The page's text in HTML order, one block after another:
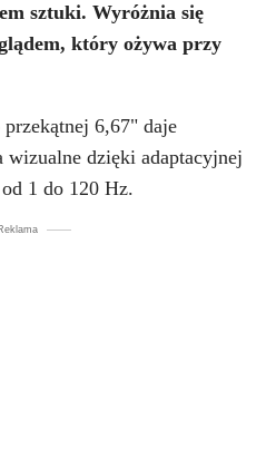
sztuki. Wyróżnia się
który ożywa przy
6,67" daje
wizualne dzięki adaptacyjnej
1 do 120 Hz.